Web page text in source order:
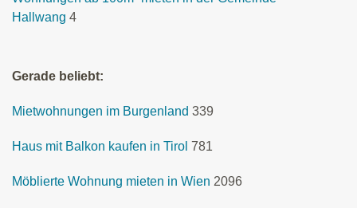
Hallwang 4
Gerade beliebt:
Mietwohnungen im Burgenland 339
Haus mit Balkon kaufen in Tirol 781
Möblierte Wohnung mieten in Wien 2096